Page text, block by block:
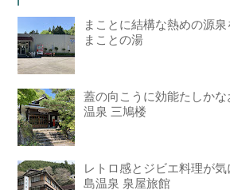
まことに結構な熱めの源
まことの湯
蓋の向こうに効能たしか
温泉 三鳩楼
レトロ感とジビエ料理が
島温泉 泉屋旅館